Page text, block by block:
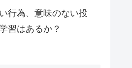
行為、意味のない投
習はあるか？